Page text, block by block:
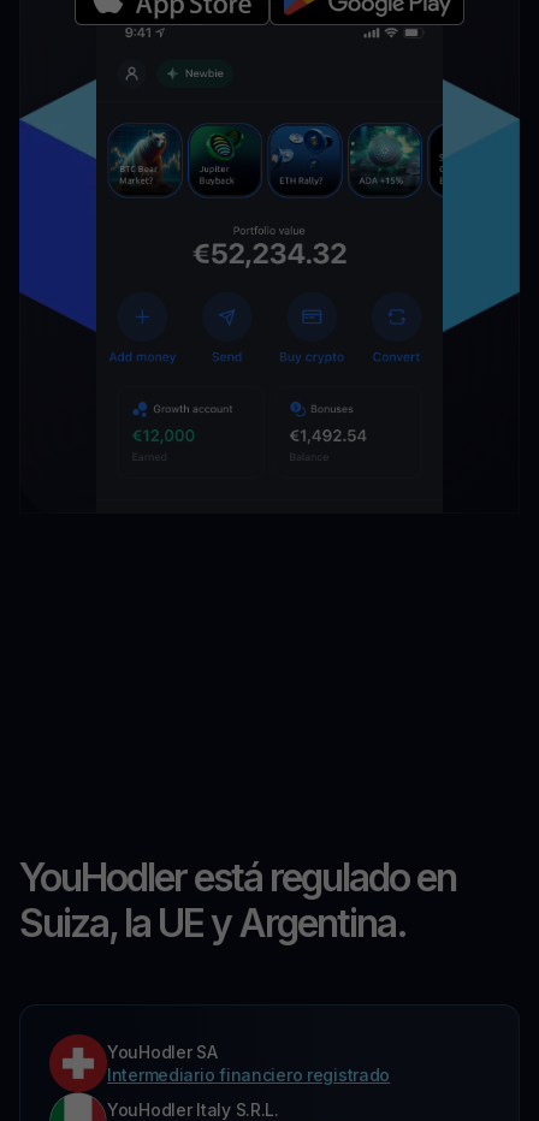
YouHodler está regulado en
Suiza, la UE y Argentina.
YouHodler SA
Intermediario financiero registrado
YouHodler Italy S.R.L.